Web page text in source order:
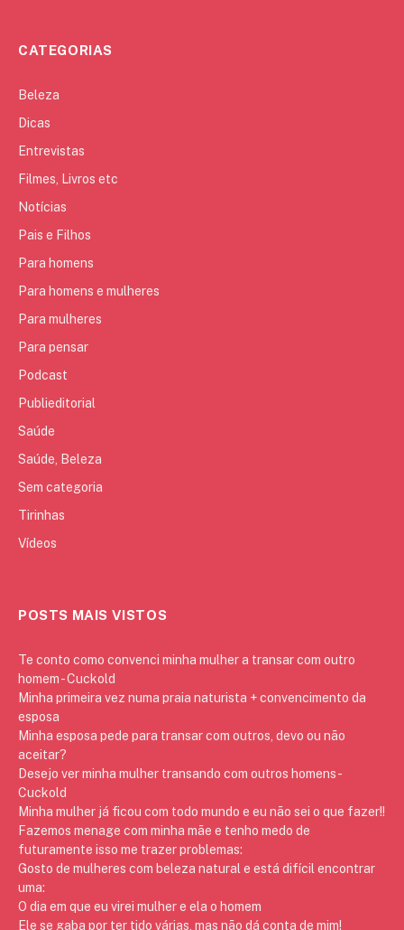
CATEGORIAS
Beleza
Dicas
Entrevistas
Filmes, Livros etc
Notícias
Pais e Filhos
Para homens
Para homens e mulheres
Para mulheres
Para pensar
Podcast
Publieditorial
Saúde
Saúde, Beleza
Sem categoria
Tirinhas
Vídeos
POSTS MAIS VISTOS
Te conto como convenci minha mulher a transar com outro
homem - Cuckold
Minha primeira vez numa praia naturista + convencimento da
esposa
Minha esposa pede para transar com outros, devo ou não
aceitar?
Desejo ver minha mulher transando com outros homens -
Cuckold
Minha mulher já ficou com todo mundo e eu não sei o que fazer!!
Fazemos menage com minha mãe e tenho medo de
futuramente isso me trazer problemas:
Gosto de mulheres com beleza natural e está difícil encontrar
uma:
O dia em que eu virei mulher e ela o homem
Ele se gaba por ter tido várias, mas não dá conta de mim!